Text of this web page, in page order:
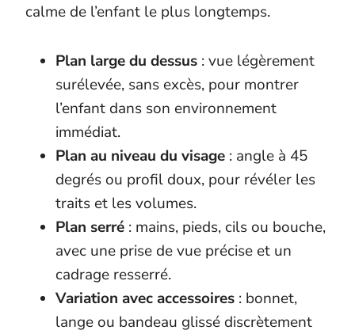
calme de l’enfant le plus longtemps.
Plan large du dessus : vue légèrement
surélevée, sans excès, pour montrer
l’enfant dans son environnement
immédiat.
Plan au niveau du visage : angle à 45
degrés ou profil doux, pour révéler les
traits et les volumes.
Plan serré : mains, pieds, cils ou bouche,
avec une prise de vue précise et un
cadrage resserré.
Variation avec accessoires : bonnet,
lange ou bandeau glissé discrètement